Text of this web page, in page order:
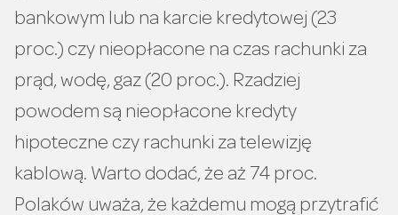
bankowym lub na karcie kredytowej (23
proc.) czy nieopłacone na czas rachunki za
prąd, wodę, gaz (20 proc.). Rzadziej
powodem są nieopłacone kredyty
hipoteczne czy rachunki za telewizję
kablową. Warto dodać, że aż 74 proc.
Polaków uważa, że każdemu mogą przytrafić